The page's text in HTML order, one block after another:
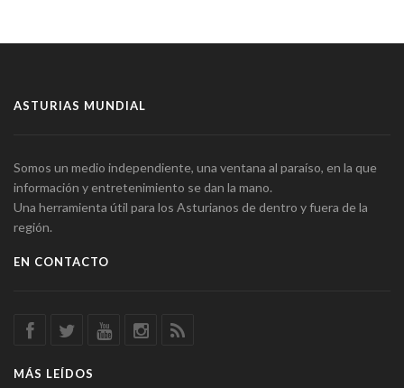
ASTURIAS MUNDIAL
Somos un medio independiente, una ventana al paraíso, en la que
información y entretenimiento se dan la mano.
Una herramienta útil para los Asturianos de dentro y fuera de la
región.
EN CONTACTO
MÁS LEÍDOS